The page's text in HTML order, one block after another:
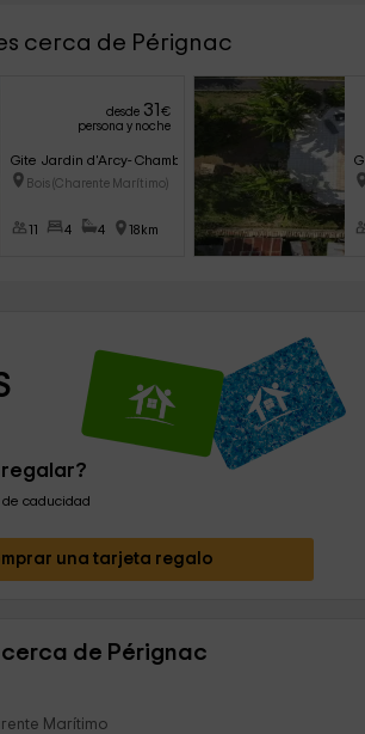
cerca de Pérignac
desde 31
€
persona y noche
Gite Jardin d'Arcy- Chambres d'hôtes
Bois (Charente Marítimo)
11 4 4 18km
caducidad
una tarjeta regalo
cerca de Pérignac
Marítimo